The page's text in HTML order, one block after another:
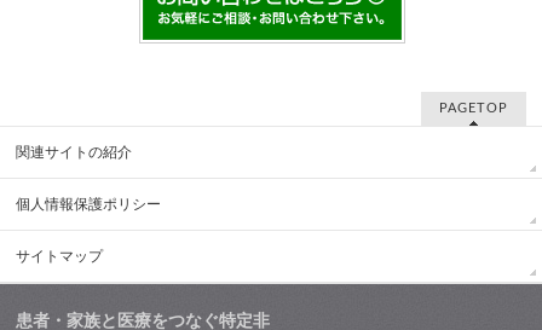
PAGETOP
関連サイトの紹介
個人情報保護ポリシー
サイトマップ
患者・家族と医療をつなぐ特定非